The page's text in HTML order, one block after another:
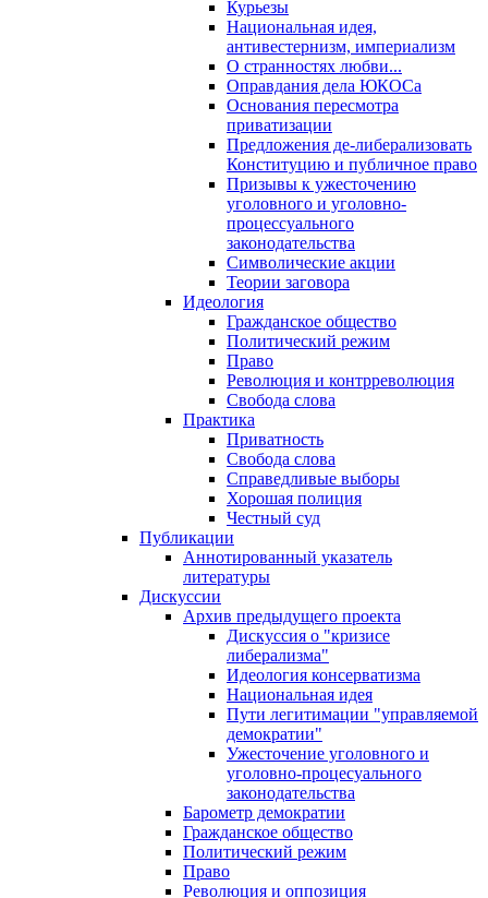
Курьезы
Национальная идея,
антивестернизм, империализм
О странностях любви...
Оправдания дела ЮКОСа
Основания пересмотра
приватизации
Предложения де-либерализовать
Конституцию и публичное право
Призывы к ужесточению
уголовного и уголовно-
процессуального
законодательства
Символические акции
Теории заговора
Идеология
Гражданское общество
Политический режим
Право
Революция и контрреволюция
Свобода слова
Практика
Приватность
Свобода слова
Справедливые выборы
Хорошая полиция
Честный суд
Публикации
Аннотированный указатель
литературы
Дискуссии
Архив предыдущего проекта
Дискуссия о "кризисе
либерализма"
Идеология консерватизма
Национальная идея
Пути легитимации "управляемой
демократии"
Ужесточение уголовного и
уголовно-процесуального
законодательства
Барометр демократии
Гражданское общество
Политический режим
Право
Революция и оппозиция